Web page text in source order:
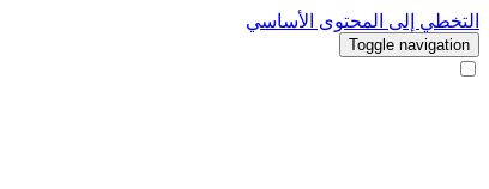
التخطي إلى المحتوى الأساسي
Toggle navigation